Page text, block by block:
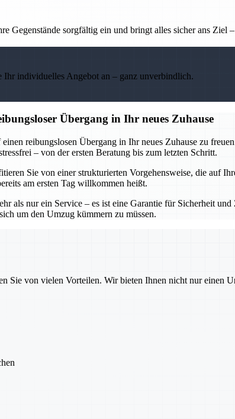
Gegenstände sorgfältig ein und bringt alles sicher ans Ziel
Ihr individuelles Angebot an – ganz unverbindlich.
Übergang in Ihr neues Zuhause
reibungslosen Übergang in Ihr neues Zuhause zu
– von der ersten Beratung bis zum letzten Schritt.
Sie von einer strukturierten Vorgehensweise, die auf
am ersten Tag willkommen heißt.
als nur ein Service – es ist eine Garantie für Sicherheit
um den Umzug kümmern zu müssen.
Sie von vielen Vorteilen. Wir bieten Ihnen nicht nur einen